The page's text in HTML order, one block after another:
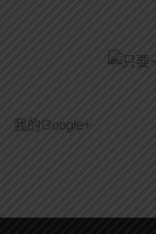
我的Google+